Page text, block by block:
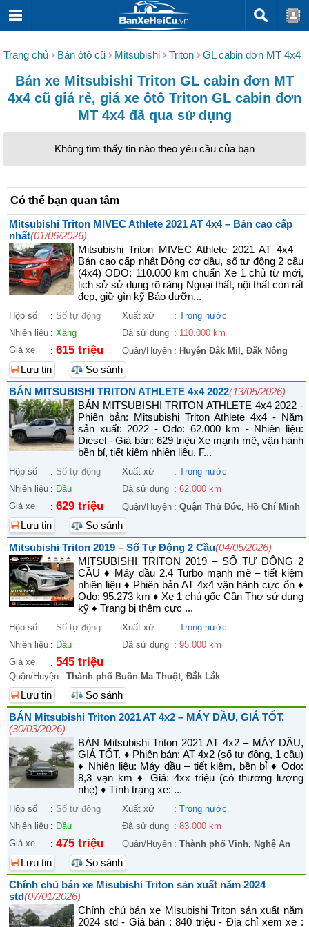
Trang chủ Bán ôtô cũ Mitsubishi Triton GL cabin đơn MT 4x4
Bán xe Mitsubishi Triton GL cabin đơn MT
4x4 cũ giá rẻ, giá xe ôtô Triton GL cabin đơn
MT 4x4 đã qua sử dụng
Không tìm thấy tin nào theo yêu cầu của bạn
Có thể bạn quan tâm
Mitsubishi Triton MIVEC Athlete 2021 AT 4x4 – Bản cao cấp
nhất(01/06/2026)
Mitsubishi Triton MIVEC Athlete 2021 AT 4x4 –
Bản cao cấp nhất Động cơ dầu, số tự động 2 cầu
(4x4) ODO: 110.000 km chuẩn Xe 1 chủ từ mới,
lịch sử sử dụng rõ ràng Ngoại thất, nội thất còn rất
đẹp, giữ gìn kỹ Bảo dưỡn...
Hộp số : Số tự động Xuất xứ : Trong nước
Nhiên liệu : Xăng Đã sử dụng : 110.000 km
Giá xe
: 615 triệu Quận/Huyện : Huyện Đắk Mil , Đăk Nông
Lưu tin
So sánh
BÁN MITSUBISHI TRITON ATHLETE 4x4 2022(13/05/2026)
BÁN MITSUBISHI TRITON ATHLETE 4x4 2022 -
Phiên bản: Mitsubishi Triton Athlete 4x4 - Năm
sản xuất: 2022 - Odo: 62.000 km - Nhiên liệu:
Diesel - Giá bán: 629 triệu Xe mạnh mẽ, vận hành
bền bỉ, tiết kiệm nhiên liệu. F...
Hộp số : Số tự động Xuất xứ : Trong nước
Nhiên liệu : Dầu Đã sử dụng : 62.000 km
Giá xe
: 629 triệu Quận/Huyện : Quận Thủ Đức, Hồ Chí Minh
Lưu tin
So sánh
Mitsubishi Triton 2019 – Số Tự Động 2 Cầu(04/05/2026)
MITSUBISHI TRITON 2019 – SỐ TỰ ĐỘNG 2
CẦU ♦ Máy dầu 2.4 Turbo mạnh mẽ – tiết kiệm
nhiên liệu ♦ Phiên bản AT 4x4 vận hành cực ổn ♦
Odo: 95.273 km ♦ Xe 1 chủ gốc Cần Thơ sử dụng
kỹ ♦ Trang bị thêm cực ...
Hộp số : Số tự động Xuất xứ : Trong nước
Nhiên liệu : Dầu Đã sử dụng : 95.000 km
Giá xe
: 545 triệu
Quận/Huyện : Thành phố Buôn Ma Thuột, Đắk Lắk
Lưu tin
So sánh
BÁN Mitsubishi Triton 2021 AT 4x2 – MÁY DẦU, GIÁ TỐT.
(30/03/2026)
BÁN Mitsubishi Triton 2021 AT 4x2 – MÁY DẦU,
GIÁ TỐT. ♦ Phiên bản: AT 4x2 (số tự động, 1 cầu)
♦ Nhiên liệu: Máy dầu – tiết kiệm, bền bỉ ♦ Odo:
8,3 vạn km ♦ Giá: 4xx triệu (có thương lượng
nhẹ) ♦ Tình trạng xe: ...
Hộp số : Số tự động Xuất xứ : Trong nước
Nhiên liệu : Dầu Đã sử dụng : 83.000 km
Giá xe
: 475 triệu Quận/Huyện : Thành phố Vinh, Nghệ An
Lưu tin
So sánh
Chính chủ bán xe Misubishi Triton sản xuất năm 2024
std(07/01/2026)
Chính chủ bán xe Misubishi Triton sản xuất năm
2024 std - Giá bán : 840 triệu - Địa chỉ xem xe :